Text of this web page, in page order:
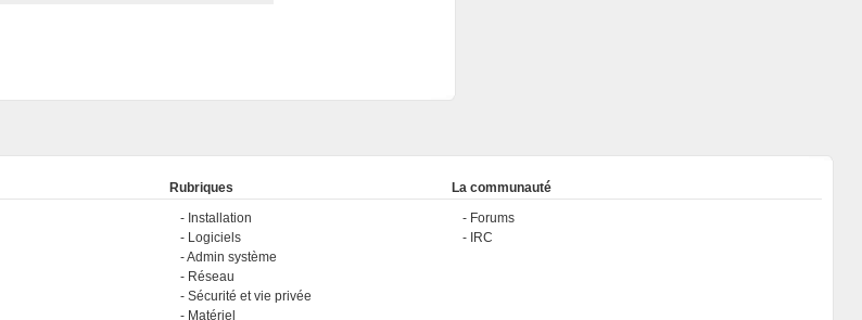
Rubriques
Installation
Logiciels
Admin système
Réseau
Sécurité et vie privée
Matériel
La communauté
Forums
IRC